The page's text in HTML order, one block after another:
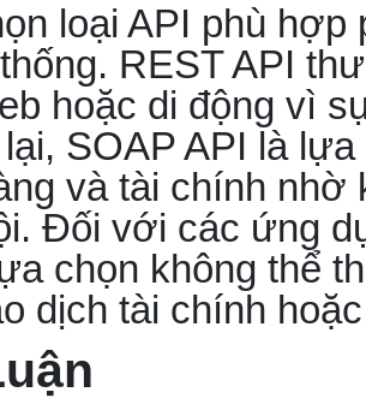
loại API phù hợp
REST API
hoặc di động vì
SOAP API là
và tài chính nhờ
Đối với các ứng
chọn không thể
dịch tài chính